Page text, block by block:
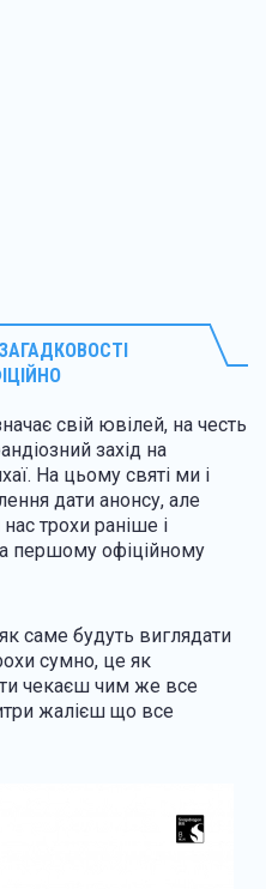
свій ювілей, на честь
захід на
На цьому святі ми і
дати анонсу, але
трохи раніше і
першому офіційному
саме будуть виглядати
сумно, це як
чекаєш чим же все
жалієш що все